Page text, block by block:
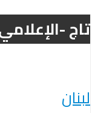
تاج -
لبنان